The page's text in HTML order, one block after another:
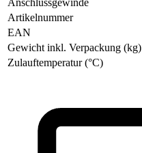
Anschlussgewinde
Artikelnummer
EAN
Gewicht inkl. Verpackung (kg)
Zulauftemperatur (°C)